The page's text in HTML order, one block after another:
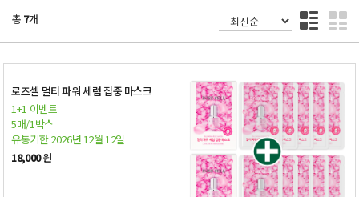
총 7개
로즈셀 멀티 파워 세럼 집중 마스크
1+1 이벤트
5매/1박스
유통기한 2026년 12월 12일
18,000원